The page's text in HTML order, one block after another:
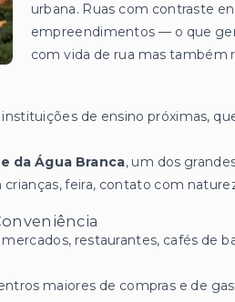
urbana. Ruas com contraste
empreendimentos — o que
com vida de rua mas também
instituições de ensino próximas,
da Água Branca, um dos
crianças, feira, contato com
restaurantes, cafés de
maiores de compras e de